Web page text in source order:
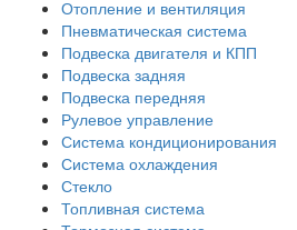
Отопление и вентиляция
Пневматическая система
Подвеска двигателя и КПП
Подвеска задняя
Подвеска передняя
Рулевое управление
Система кондиционирования
Система охлаждения
Стекло
Топливная система